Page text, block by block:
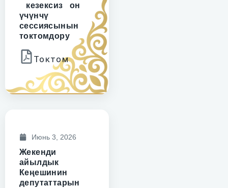
кезексиз он
үчүнчү
сессиясынын
токтомдору
Токтом
Июнь 3, 2026
Жекенди
айылдык
Кеңешинин
депутаттарын